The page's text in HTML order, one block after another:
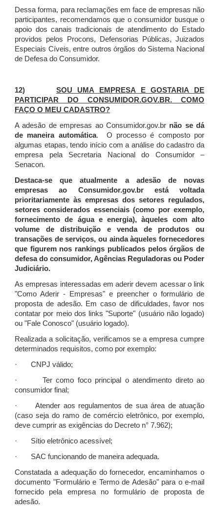
Dessa forma, para reclamações em face de empresas não
participantes, recomendamos que o consumidor busque o
apoio dos canais tradicionais de atendimento do Estado
providos pelos Procons, Defensorias Públicas, Juizados
Especiais Cíveis, entre outros órgãos do Sistema Nacional
de Defesa do Consumidor.
12) SOU UMA EMPRESA E GOSTARIA DE
PARTICIPAR DO CONSUMIDOR.GOV.BR. COMO
FAÇO O MEU CADASTRO?
A adesão de empresas ao Consumidor.gov.br não se dá
de maneira automática. O processo é composto por
algumas etapas, tendo início com a análise do cadastro da
empresa pela Secretaria Nacional do Consumidor –
Senacon.
Destaca-se que atualmente a adesão de novas
empresas ao Consumidor.gov.br está voltada
prioritariamente às empresas dos setores regulados,
setores considerados essenciais (como por exemplo,
fornecimento de água e energia), àqueles com alto
volume de distribuição e venda de produtos ou
transações de serviços, ou ainda àqueles fornecedores
que figurem nos rankings publicados pelos órgãos de
defesa do consumidor, Agências Reguladoras ou Poder
Judiciário.
As empresas interessadas em aderir devem acessar o link
"Como Aderir - Empresas" e preencher o formulário de
proposta de adesão. Em caso de dificuldades, favor nos
contatar por meio dos links "Suporte" (usuário não logado)
ou "Fale Conosco" (usuário logado).
Realizada a solicitação, verificamos se a empresa cumpre
determinados requisitos, como por exemplo:
· CNPJ válido;
· Ter como foco principal o atendimento direto ao
consumidor final;
· Atender aos regulamentos de sua área de atuação
(caso seja do ramo de comércio eletrônico, por exemplo,
deve cumprir as exigências do Decreto n° 7.962);
· Sítio eletrônico acessível;
· SAC funcionando de maneira adequada.
Constatada a adequação do fornecedor, encaminhamos o
documento "Formulário e Termo de Adesão" para o e-mail
fornecido pela empresa no formulário de proposta de
adesão.